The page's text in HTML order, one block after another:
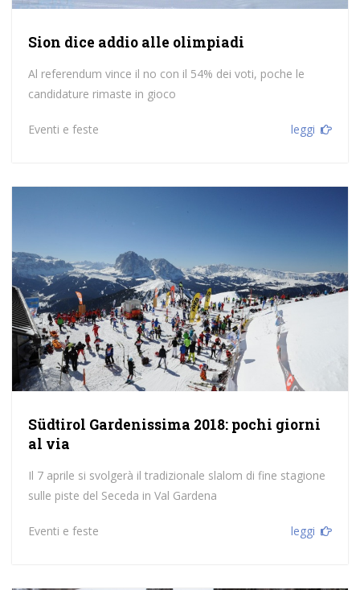
Sion dice addio alle olimpiadi
Al referendum vince il no con il 54% dei voti, poche le
candidature rimaste in gioco
Eventi e feste leggi
Südtirol Gardenissima 2018: pochi giorni
al via
Il 7 aprile si svolgerà il tradizionale slalom di fine stagione
sulle piste del Seceda in Val Gardena
Eventi e feste leggi